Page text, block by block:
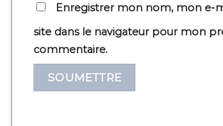
Enregistrer mon nom, mon e-
site dans le navigateur pour mon
commentaire.